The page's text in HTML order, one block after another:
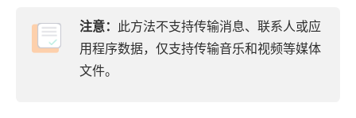
注意： 此方法不支持传输消息、联系人或应
用程序数据，仅支持传输音乐和视频等媒体
文件。